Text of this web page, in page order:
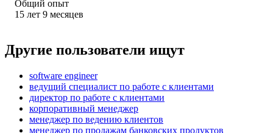
Общий опыт
15 лет 9 месяцев
Другие пользователи ищут
software engineer
ведущий специалист по работе с клиентами
директор по работе с клиентами
корпоративный менеджер
менеджер по ведению клиентов
менеджер по продажам банковских продуктов